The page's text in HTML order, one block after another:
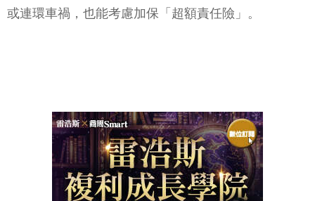
或連環車禍，也能考慮加保「超額責任險」。